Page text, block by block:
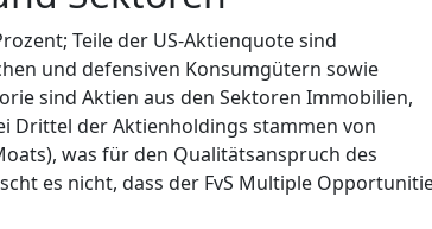
Teile der US-Aktienquote sind
und defensiven Konsumgütern sowie
sind Aktien aus den Sektoren Immobilien,
Drittel der Aktienholdings stammen von
was für den Qualitätsanspruch des
es nicht, dass der FvS Multiple